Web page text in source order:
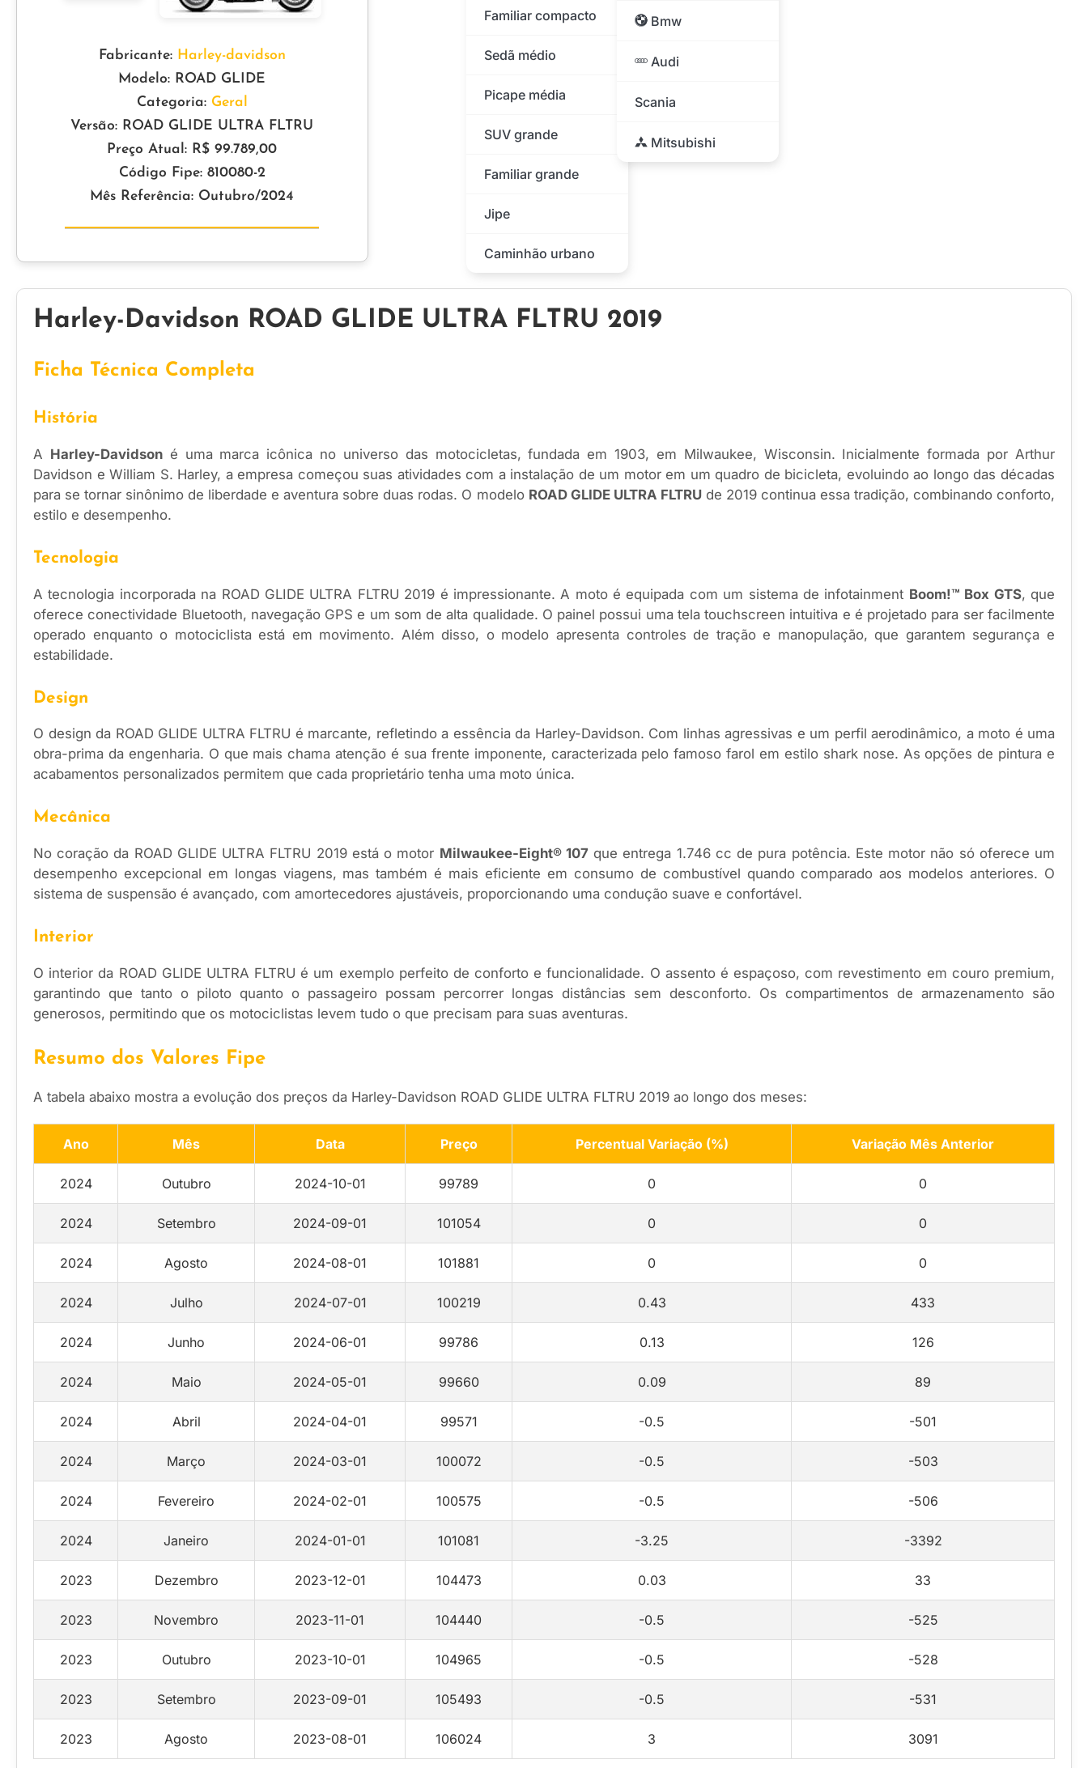
Familiar compacto
Sedã médio
Picape média
SUV grande
Familiar grande
Jipe
Caminhão urbano
Bmw
Audi
Scania
Mitsubishi
Fabricante: Harley-davidson
Modelo: ROAD GLIDE
Categoria: Geral
Versão: ROAD GLIDE ULTRA FLTRU
Preço Atual: R$ 99.789,00
Código Fipe: 810080-2
Mês Referência: Outubro/2024
Harley-Davidson ROAD GLIDE ULTRA FLTRU 2019
Ficha Técnica Completa
História
A Harley-Davidsoné uma marca icônica no universo das motocicletas, fundada em 1903, em Milwaukee, Wisconsin. Inicialmente formada por Arthur
Davidson e William S. Harley, a empresa começou suas atividades com a instalação de um motor em um quadro de bicicleta, evoluindo ao longo das décadas
para se tornar sinônimo de liberdade e aventura sobre duas rodas. O modelo ROAD GLIDE ULTRA FLTRUde 2019 continua essa tradição, combinando conforto,
estilo e desempenho.
Tecnologia
A tecnologia incorporada na ROAD GLIDE ULTRA FLTRU 2019 é impressionante. A moto é equipada com um sistema de infotainment Boom!™ Box GTS, que
oferece conectividade Bluetooth, navegação GPS e um som de alta qualidade. O painel possui uma tela touchscreen intuitiva e é projetado para ser facilmente
operado enquanto o motociclista está em movimento. Além disso, o modelo apresenta controles de tração e manopulação, que garantem segurança e
estabilidade.
Design
O design da ROAD GLIDE ULTRA FLTRU é marcante, refletindo a essência da Harley-Davidson. Com linhas agressivas e um perfil aerodinâmico, a moto é uma
obra-prima da engenharia. O que mais chama atenção é sua frente imponente, caracterizada pelo famoso farol em estilo shark nose. As opções de pintura e
acabamentos personalizados permitem que cada proprietário tenha uma moto única.
Mecânica
No coração da ROAD GLIDE ULTRA FLTRU 2019 está o motor Milwaukee-Eight® 107que entrega 1.746 cc de pura potência. Este motor não só oferece um
desempenho excepcional em longas viagens, mas também é mais eficiente em consumo de combustível quando comparado aos modelos anteriores. O
sistema de suspensão é avançado, com amortecedores ajustáveis, proporcionando uma condução suave e confortável.
Interior
O interior da ROAD GLIDE ULTRA FLTRU é um exemplo perfeito de conforto e funcionalidade. O assento é espaçoso, com revestimento em couro premium,
garantindo que tanto o piloto quanto o passageiro possam percorrer longas distâncias sem desconforto. Os compartimentos de armazenamento são
generosos, permitindo que os motociclistas levem tudo o que precisam para suas aventuras.
Resumo dos Valores Fipe
A tabela abaixo mostra a evolução dos preços da Harley-Davidson ROAD GLIDE ULTRA FLTRU 2019 ao longo dos meses:
Ano Mês Data Preço Percentual Variação (%) Variação Mês Anterior
2024 Outubro 2024-10-01 99789 0 0
2024 Setembro 2024-09-01 101054 0 0
2024 Agosto 2024-08-01 101881 0 0
2024 Julho 2024-07-01 100219 0.43 433
2024 Junho 2024-06-01 99786 0.13 126
2024 Maio 2024-05-01 99660 0.09 89
2024 Abril 2024-04-01 99571 -0.5 -501
2024 Março 2024-03-01 100072 -0.5 -503
2024 Fevereiro 2024-02-01 100575 -0.5 -506
2024 Janeiro 2024-01-01 101081 -3.25 -3392
2023 Dezembro 2023-12-01 104473 0.03 33
2023 Novembro 2023-11-01 104440 -0.5 -525
2023 Outubro 2023-10-01 104965 -0.5 -528
2023 Setembro 2023-09-01 105493 -0.5 -531
2023 Agosto 2023-08-01 106024 3 3091